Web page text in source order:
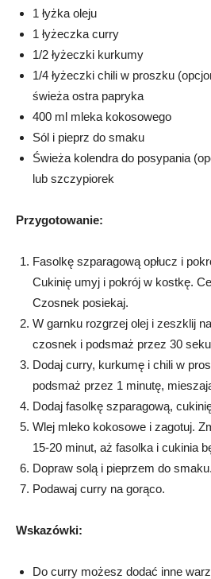
1 łyżka oleju
1 łyżeczka curry
1/2 łyżeczki kurkumy
1/4 łyżeczki chili w proszku
świeża ostra papryka
400 ml mleka kokosowego
Sól i pieprz do smaku
Świeża kolendra do posypania
lub szczypiorek
Przygotowanie:
Fasolkę szparagową opłucz i
Cukinię umyj i pokrój w kostkę.
Czosnek posiekaj.
W garnku rozgrzej olej i zeszklij
czosnek i podsmaż przez 30
Dodaj curry, kurkumę i chili w
podsmaż przez 1 minutę,
Dodaj fasolkę szparagową,
Wlej mleko kokosowe i zagotuj.
15-20 minut, aż fasolka i cukinia
Dopraw solą i pieprzem do smaku.
Podawaj curry na gorąco.
Wskazówki:
Do curry możesz dodać inne